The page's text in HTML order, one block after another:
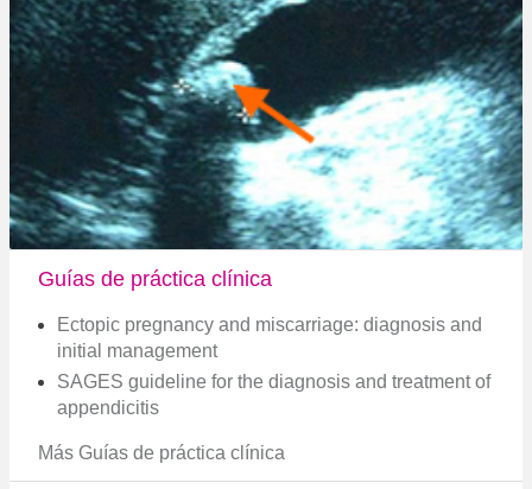
Guías de práctica clínica
Ectopic pregnancy and miscarriage: diagnosis and
initial management
SAGES guideline for the diagnosis and treatment of
appendicitis
Más Guías de práctica clínica